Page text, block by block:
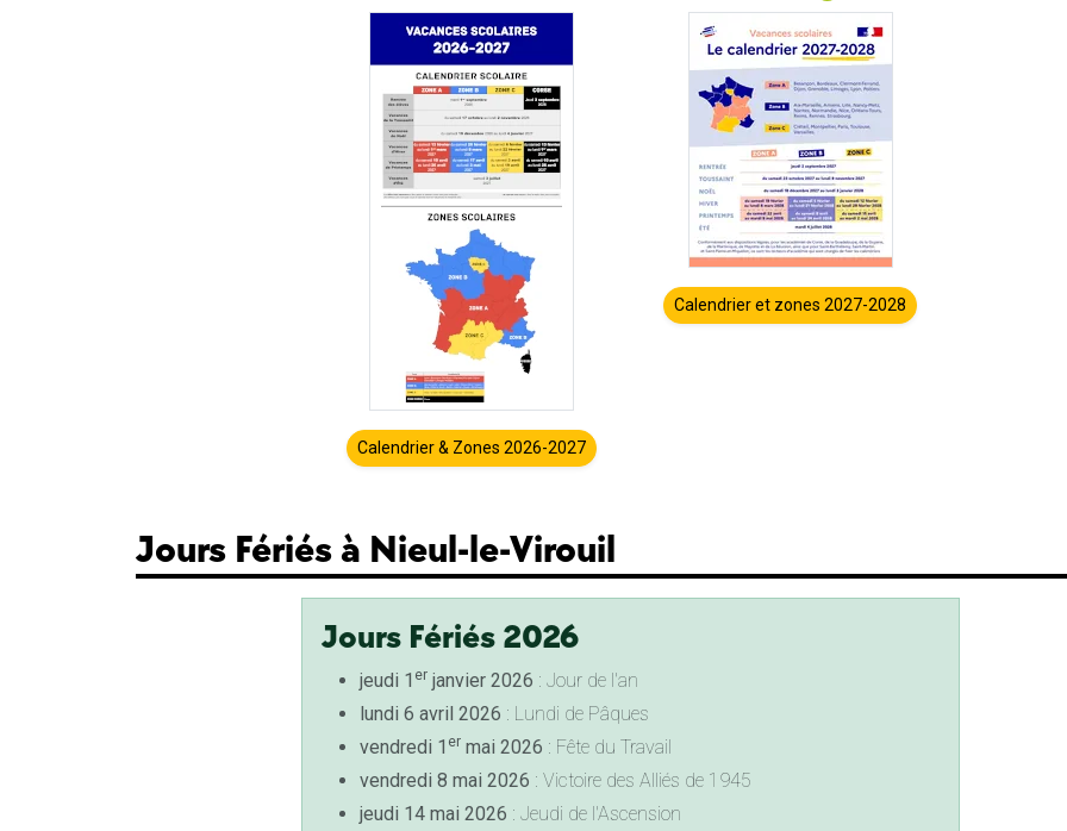
Calendrier & Zones 2026-2027
Calendrier et zones 2027-2028
Jours Fériés à Nieul-le-Virouil
Jours Fériés 2026
jeudi 1 erjanvier 2026 : Jour de l'an
lundi 6 avril 2026 : Lundi de Pâques
vendredi 1 ermai 2026 : Fête du Travail
vendredi 8 mai 2026 : Victoire des Alliés de 1945
jeudi 14 mai 2026 : Jeudi de l'Ascension